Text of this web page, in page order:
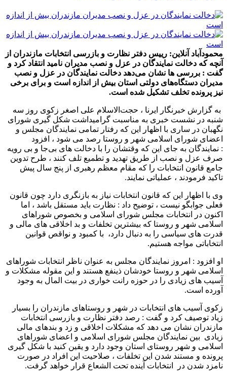
محمودآباد آنلاین: رییس دفتر نظارت و بازرسی انتخابات مازندران از
آنچه که دخالت نمایندگان در عزل و نصب مدیران نامید انتقاد کرد و
گفت : بررسی ها نشان می‌دهد دخالت نمایندگان در عزل و نصب
مدیران دستگاه‌های دولتی استان بیش از اندازه است و برای برخی
نیز پرونده تخلف تشکیل شده است.
به گزارش خبرنگار ایرنا ، حجت‌الاسلام علی ‌اصغر زکوی روز سه
شنبه در نشست خبری به مناسبت گرامیداشت شکل گیری شورای
نگهبان در ساری با اظهار این که رفتار تمامی نمایندگان مجلس و
اعضای شورای اسلامی شهر و روستا رصد می شود ، افزود
: نمایندگان به جای این که وقتشان را با دخالت های بی‌جا و بی رویه
صرف عزل و نصب از طریق تهدید و تطمیع تلف کنند ، طرح تدوین
جامع قانون انتخابات را که مقام معظم رهبری از پنج سال پیش
تاکید فرمودند ، عملیاتی نمایند.
وی با اظهار این که قانون انتخابات نیاز به بازنگری دارد چون قانون
فعلی جوابگو نیست ، توضیح داد : نظارت باید مستقل باشد ، اما
اکنون در انتخابات مجلس شورای اسلامی و بخصوص شوراهای
اسلامی شهر و روستا که بیشترین تخلفات و بد اخلاقی های مالی و
قدرت های سیاسی را به دنبال دارد، با کمبود و نواقص قوانین
انتخاباتی مواجه هستیم.
او افزود : امروز نمایندگان مجلس به عنوان ناظر انتخابات شوراهای
اسلامی شهر و روستا خودشان ذینفع هستند و این مقوله مشکلات و
آسیب های زیادی را در حوزه رانت خواری در بیت المال به وجود
آورده است.
زکوی آسیب های انتخابات در شهر و روستاهای مازندران را بسیار
زیاد توصیف کرد و گفت : رصد دفتر نظارت و بازرسی انتخابات
مازندران نشان می دهد که مشکلات اخلاقی و زد و بندهای مالی
زیادی بین نمایندگان مجلس شورای اسلامی و اعضای شوراهای
اسلامی و شهر روستای استان وجود دارد و یقین کنید با شکل گیری
پرونده و مستند شدن این تخلفات ، صلاحیت این افراد در صورت
نامزد شدن در انتخابات آینده تحت الشعاع قرار خواهد گرفت.